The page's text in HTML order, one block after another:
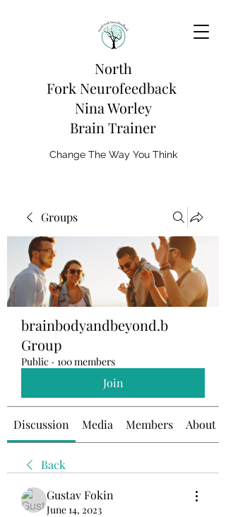
North
Fork Neurofeedback
Nina Worley
Brain Trainer
Change The Way You Think
Groups
brainbodyandbeyond.b
Group
Public · 100 members
Join
Discussion Media Members About
Back
Gustav Fokin
June 14, 2023